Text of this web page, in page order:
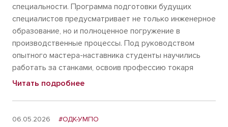
специальности. Программа подготовки будущих
специалистов предусматривает не только инженерное
образование, но и полноценное погружение в
производственные процессы. Под руководством
опытного мастера-наставника студенты научились
работать за станками, освоив профессию токаря
Читать подробнее
06.05.2026 #ОДК-УМПО